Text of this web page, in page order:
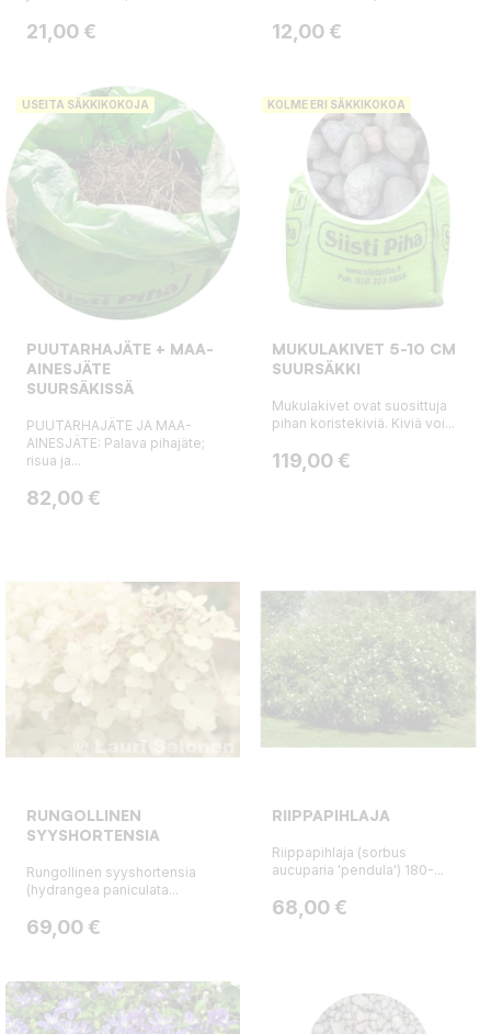
Hinta
21,00 € Hinta
12,00 €
USEITA SÄKKIKOKOJA
PUUTARHAJÄTE + MAA-
AINESJÄTE
SUURSÄKISSÄ
PUUTARHAJÄTE JA MAA-
AINESJÄTE: Palava pihajäte;
risua ja...
Hinta
82,00 €
KOLME ERI SÄKKIKOKOA
MUKULAKIVET 5-10 CM
SUURSÄKKI
Mukulakivet ovat suosittuja
pihan koristekiviä. Kiviä voi...
Hinta
119,00 €
RUNGOLLINEN
SYYSHORTENSIA
Rungollinen syyshortensia
(hydrangea paniculata...
Hinta
69,00 €
RIIPPAPIHLAJA
Riippapihlaja (sorbus
aucuparia 'pendula') 180-...
Hinta
68,00 €